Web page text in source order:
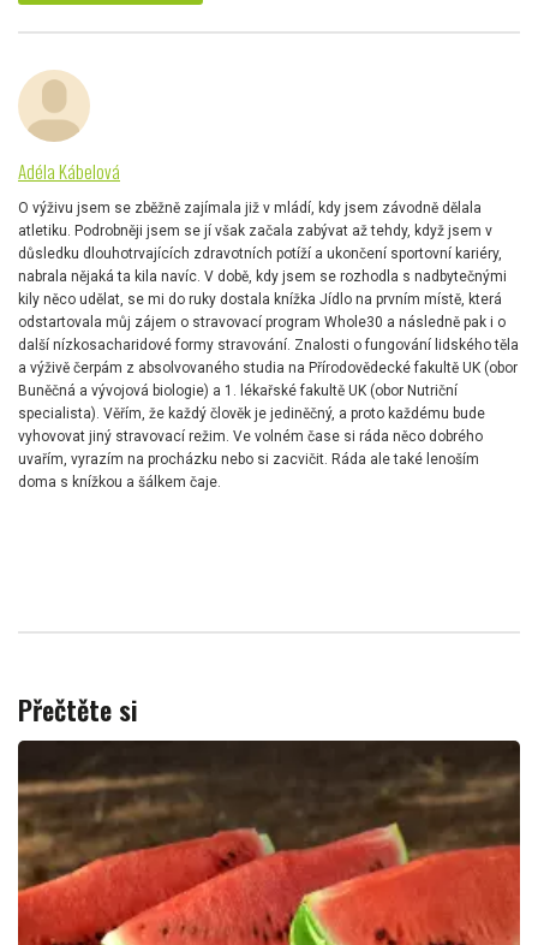
Adéla Kábelová
O výživu jsem se zběžně zajímala již v mládí, kdy jsem závodně dělala
atletiku. Podrobněji jsem se jí však začala zabývat až tehdy, když jsem v
důsledku dlouhotrvajících zdravotních potíží a ukončení sportovní kariéry,
nabrala nějaká ta kila navíc. V době, kdy jsem se rozhodla s nadbytečnými
kily něco udělat, se mi do ruky dostala knížka Jídlo na prvním místě, která
odstartovala můj zájem o stravovací program Whole30 a následně pak i o
další nízkosacharidové formy stravování. Znalosti o fungování lidského těla
a výživě čerpám z absolvovaného studia na Přírodovědecké fakultě UK (obor
Buněčná a vývojová biologie) a 1. lékařské fakultě UK (obor Nutriční
specialista). Věřím, že každý člověk je jediněčný, a proto každému bude
vyhovovat jiný stravovací režim. Ve volném čase si ráda něco dobrého
uvařím, vyrazím na procházku nebo si zacvičit. Ráda ale také lenoším
doma s knížkou a šálkem čaje.
Přečtěte si